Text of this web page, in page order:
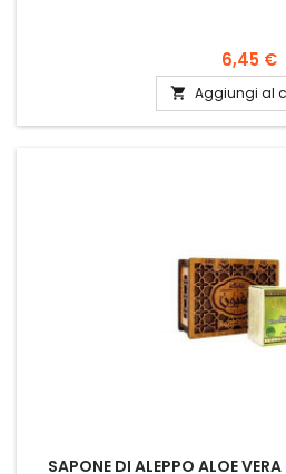
6,45 €
 Aggiungi al
SAPONE DI ALEPPO ALOE